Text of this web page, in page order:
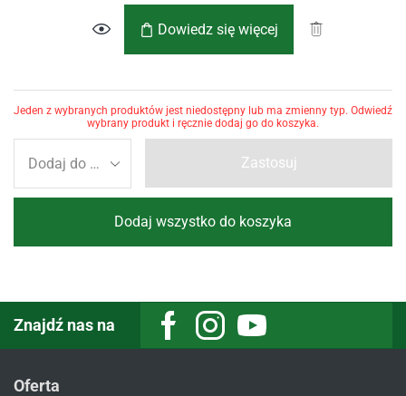
Dowiedz się więcej
Jeden z wybranych produktów jest niedostępny lub ma zmienny typ. Odwiedź
wybrany produkt i ręcznie dodaj go do koszyka.
Zastosuj
Dodaj wszystko do koszyka
Znajdź nas na
Oferta